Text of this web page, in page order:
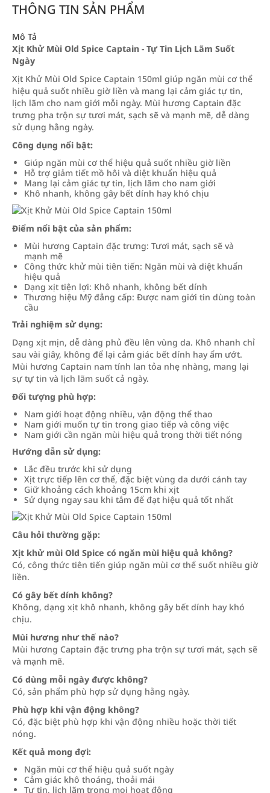
THÔNG TIN SẢN PHẨM
Mô Tả
Xịt Khử Mùi Old Spice Captain - Tự Tin Lịch Lãm Suốt
Ngày
Xịt Khử Mùi Old Spice Captain 150ml giúp ngăn mùi cơ thể
hiệu quả suốt nhiều giờ liền và mang lại cảm giác tự tin,
lịch lãm cho nam giới mỗi ngày. Mùi hương Captain đặc
trưng pha trộn sự tươi mát, sạch sẽ và mạnh mẽ, dễ dàng
sử dụng hằng ngày.
Công dụng nổi bật:
Giúp ngăn mùi cơ thể hiệu quả suốt nhiều giờ liền
Hỗ trợ giảm tiết mồ hôi và diệt khuẩn hiệu quả
Mang lại cảm giác tự tin, lịch lãm cho nam giới
Khô nhanh, không gây bết dính hay khó chịu
Điểm nổi bật của sản phẩm:
Mùi hương Captain đặc trưng: Tươi mát, sạch sẽ và
mạnh mẽ
Công thức khử mùi tiên tiến: Ngăn mùi và diệt khuẩn
hiệu quả
Dạng xịt tiện lợi: Khô nhanh, không bết dính
Thương hiệu Mỹ đẳng cấp: Được nam giới tin dùng toàn
cầu
Trải nghiệm sử dụng:
Dạng xịt mịn, dễ dàng phủ đều lên vùng da. Khô nhanh chỉ
sau vài giây, không để lại cảm giác bết dính hay ẩm ướt.
Mùi hương Captain nam tính lan tỏa nhẹ nhàng, mang lại
sự tự tin và lịch lãm suốt cả ngày.
Đối tượng phù hợp:
Nam giới hoạt động nhiều, vận động thể thao
Nam giới muốn tự tin trong giao tiếp và công việc
Nam giới cần ngăn mùi hiệu quả trong thời tiết nóng
Hướng dẫn sử dụng:
Lắc đều trước khi sử dụng
Xịt trực tiếp lên cơ thể, đặc biệt vùng da dưới cánh tay
Giữ khoảng cách khoảng 15cm khi xịt
Sử dụng ngay sau khi tắm để đạt hiệu quả tốt nhất
Câu hỏi thường gặp:
Xịt khử mùi Old Spice có ngăn mùi hiệu quả không?
Có, công thức tiên tiến giúp ngăn mùi cơ thể suốt nhiều giờ
liền.
Có gây bết dính không?
Không, dạng xịt khô nhanh, không gây bết dính hay khó
chịu.
Mùi hương như thế nào?
Mùi hương Captain đặc trưng pha trộn sự tươi mát, sạch sẽ
và mạnh mẽ.
Có dùng mỗi ngày được không?
Có, sản phẩm phù hợp sử dụng hằng ngày.
Phù hợp khi vận động không?
Có, đặc biệt phù hợp khi vận động nhiều hoặc thời tiết
nóng.
Kết quả mong đợi:
Ngăn mùi cơ thể hiệu quả suốt ngày
Cảm giác khô thoáng, thoải mái
Tự tin, lịch lãm trong mọi hoạt động